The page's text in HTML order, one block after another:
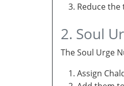
Reduce
2. Soul
The Soul Urge
Assign